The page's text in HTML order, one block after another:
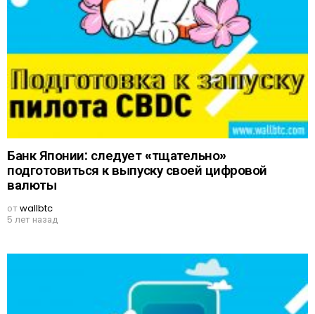
Банк Японии: следует «тщательно»
подготовиться к выпуску своей цифровой
валюты
отwallbtc
5 лет назад